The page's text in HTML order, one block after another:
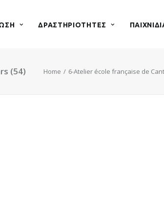
ΔΡΑΣΤΗΡΙΟΤΗΤΕΣ
(54) Home 6-Atelier école française de